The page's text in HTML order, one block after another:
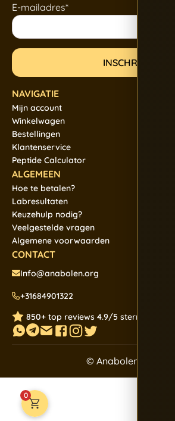
E-mailadres*
NAVIGATIE
Mijn account
Winkelwagen
Bestellingen
Klantenservice
Peptide Calculator
ALGEMEEN
Hoe te betalen?
Labresultaten
Keuzehulp nodig?
Veelgestelde vragen
Algemene voorwaarden
CONTACT
Info@anabolen.org
+31684901322
850+ top reviews 4.9/5 sterren
© Anabolen.org 2026
0